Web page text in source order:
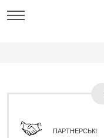
ПАРТНЕРСЬКІ